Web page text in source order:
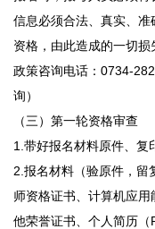
信息必须合法、真实、
资格，由此造成的一切损
政策咨询电话：0734-
询）
（三）第一轮资格审查
1.带好报名材料原件、复
2.报名材料（验原件，留
师资格证书、计算机应
他荣誉证书、个人简历（